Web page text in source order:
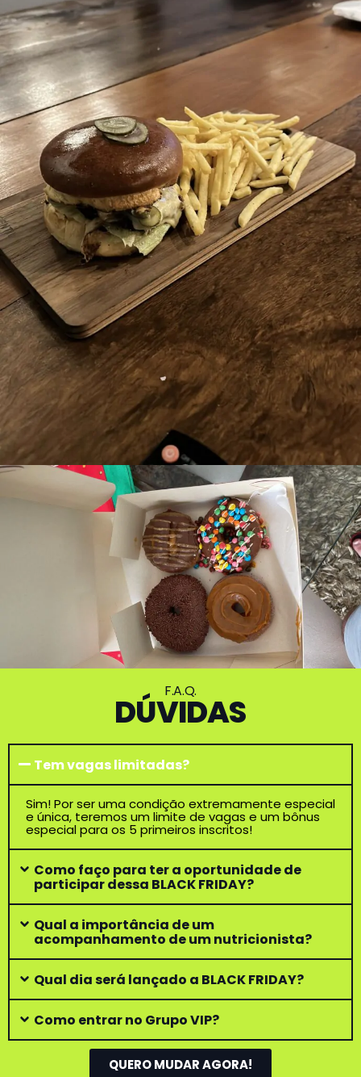
F.A.Q.
DÚVIDAS
Tem vagas limitadas?
Sim! Por ser uma condição extremamente especial
e única, teremos um limite de vagas e um bônus
especial para os 5 primeiros inscritos!
Como faço para ter a oportunidade de
participar dessa BLACK FRIDAY?
Qual a importância de um
acompanhamento de um nutricionista?
Qual dia será lançado a BLACK FRIDAY?
Como entrar no Grupo VIP?
QUERO MUDAR AGORA!